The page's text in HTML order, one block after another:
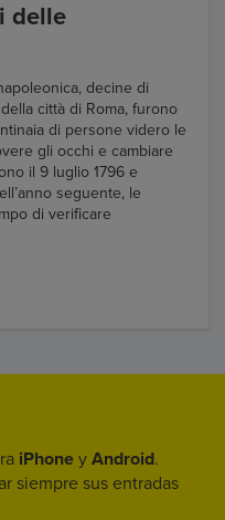
delle
decine di
città di Roma, furono
di persone videro le
gli occhi e cambiare
il 9 luglio 1796 e
seguente, le
di verificare
iPhone y Android.
siempre sus entradas